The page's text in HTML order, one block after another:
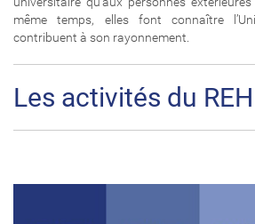
même temps, elles font connaître
contribuent à son rayonnement.
Les activités du